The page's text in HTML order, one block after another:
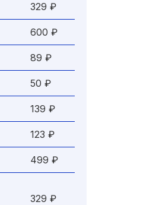
329 ₽
600 ₽
89 ₽
50 ₽
139 ₽
123 ₽
499 ₽
329 ₽